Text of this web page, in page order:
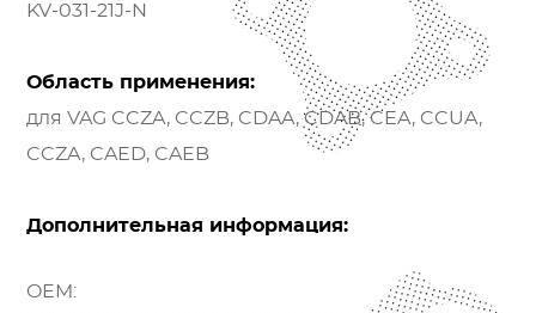
KV-031-21J-N
Область применения:
для VAG CCZA, CCZB, CDAA, CDAB, CEA, CCUA,
CCZA, CAED, CAEB
Дополнительная информация:
OEM: